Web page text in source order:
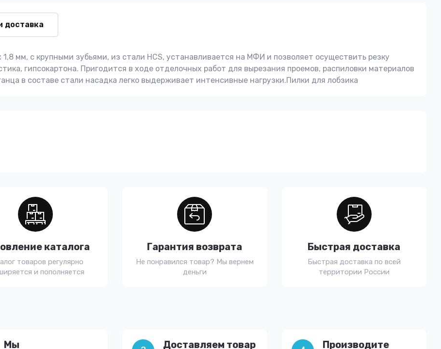
доставка
мм, с крупными зубьями, из стали HCS, устанавливается на МФИ и позволяет осуществить резку
гипсокартона. Пригодится в ходе отделочных работ для вырезания проемов, распиловки материалов
в составе стали насадка легко выдерживает интенсивные нагрузки.Пилки для лобзика
Мы
Доставляем товар
Производите
каталога
товаров регулярно
и пополняется
Гарантия возврата
Не понравился товар? Мы вернем
деньги
Быстрая доставка
Быстрая доставка по всей
территории России